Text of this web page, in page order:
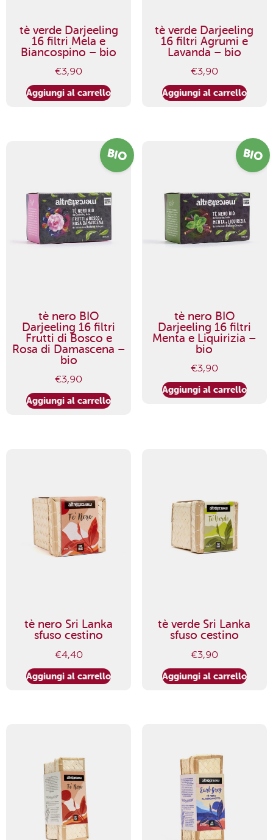
tè verde Darjeeling
16 filtri Mela e
Biancospino – bio
€3,90
Aggiungi al carrello
tè verde Darjeeling
16 filtri Agrumi e
Lavanda – bio
€3,90
Aggiungi al carrello
BIO
tè nero BIO
Darjeeling 16 filtri
Frutti di Bosco e
Rosa di Damascena –
bio
€3,90
Aggiungi al carrello
BIO
tè nero BIO
Darjeeling 16 filtri
Menta e Liquirizia –
bio
€3,90
Aggiungi al carrello
tè nero Sri Lanka
sfuso cestino
€4,40
Aggiungi al carrello
tè verde Sri Lanka
sfuso cestino
€3,90
Aggiungi al carrello